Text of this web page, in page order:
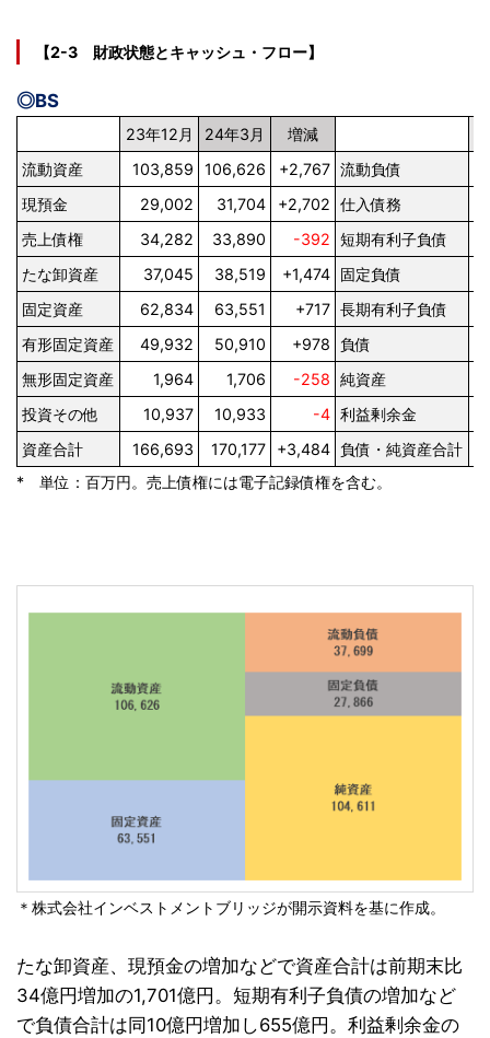
【2-3 財政状態とキャッシュ・フロー】
◎BS
23年12月 24年3月 増減
流動資産
103,859 106,626 +2,767 流動負債
現預金
29,002 31,704 +2,702
仕入債務
売上債権
34,282 33,890 -392
短期有利子負債
たな卸資産
37,045 38,519 +1,474
固定負債
固定資産
62,834 63,551 +717 長期有利子負債
有形固定資産
49,932 50,910 +978 負債
無形固定資産
1,964 1,706 -258 純資産
投資その他
10,937 10,933 -4 利益剰余金
資産合計
166,693 170,177 +3,484 負債・純資産合計
* 単位：百万円。売上債権には電子記録債権を含む。
＊株式会社インベストメントブリッジが開示資料を基に作成。
たな卸資産、現預金の増加などで資産合計は前期末比
34億円増加の1,701億円。短期有利子負債の増加など
で負債合計は同10億円増加し655億円。利益剰余金の